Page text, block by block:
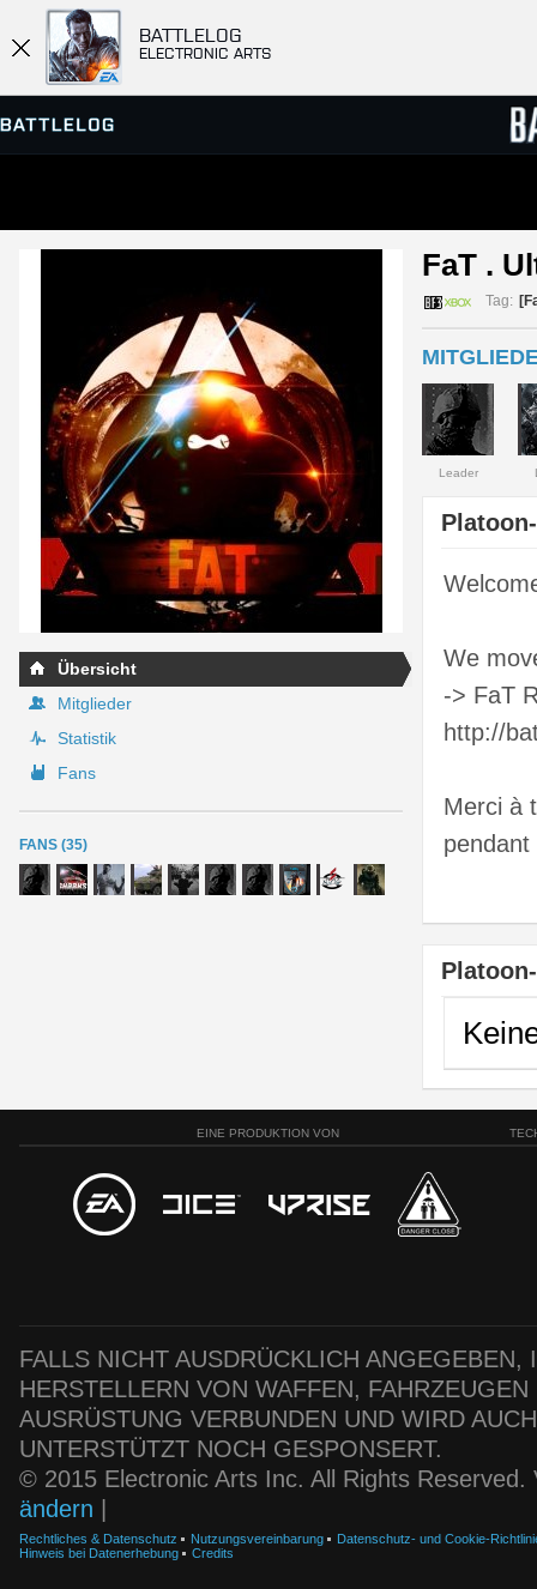
BATTLELOG
ELECTRONIC ARTS
SERVER-BROWSER
Übersicht
Mitglieder
Statistik
Fans
FANS (35)
FaT .
Tag:
Leader
We
-> FaT
http://
Merci à
pendant
EINE PRODUKTION VON
FALLS NICHT AUSDRÜCKLICH
HERSTELLERN VON WAFFEN,
AUSRÜSTUNG VERBUNDEN UND WIRD
UNTERSTÜTZT NOCH GESPONSERT.
© 2015 Electronic Arts Inc. All Rights
ändern
Rechtliches & Datenschutz Nutzungsvereinbarung
Datenschutz- und Cookie-
Hinweis bei Datenerhebung
Credits